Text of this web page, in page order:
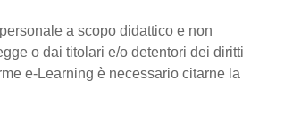
a scopo didattico e non
o dai titolari e/o detentori dei diritti
e-Learning è necessario citarne la